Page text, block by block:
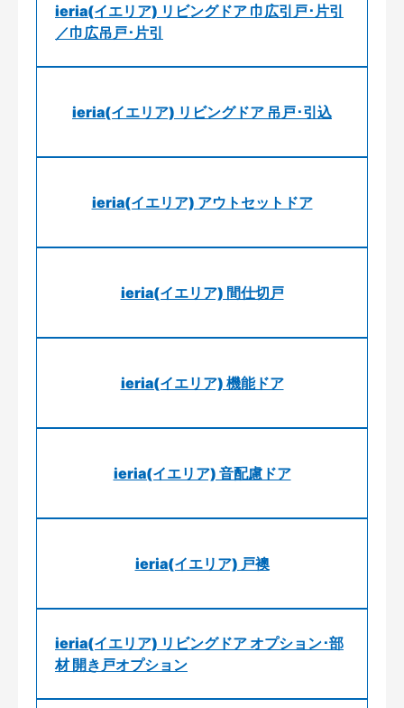
ieria(イエリア) リビングドア 巾広引戸･片引
／巾広吊戸･片引
ieria(イエリア) リビングドア 吊戸･引込
ieria(イエリア) アウトセットドア
ieria(イエリア) 間仕切戸
ieria(イエリア) 機能ドア
ieria(イエリア) 音配慮ドア
ieria(イエリア) 戸襖
ieria(イエリア) リビングドア オプション･部
材 開き戸オプション